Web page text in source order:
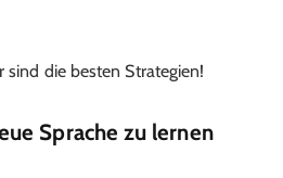
sind die besten Strategien!
Sprache zu lernen